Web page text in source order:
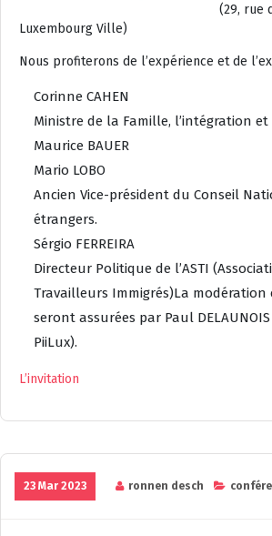
(29, rue
Luxembourg Ville)
Nous profiterons de l’expérience et de
Corinne CAHEN
Ministre de la Famille, l’intégration et
Maurice BAUER
Mario LOBO
Ancien Vice-président du Conseil
étrangers.
Sérgio FERREIRA
Directeur Politique de l’ASTI
Travailleurs Immigrés)La modération
seront assurées par Paul
PiiLux).
L’invitation
23 Mar 2023 ronnen desch